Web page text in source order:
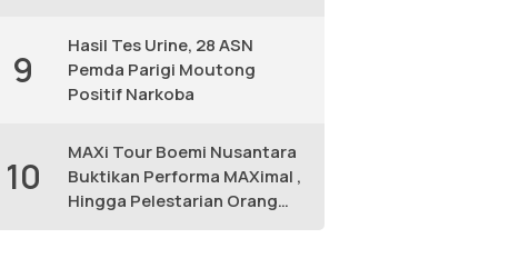
9
Hasil Tes Urine, 28 ASN
Pemda Parigi Moutong
Positif Narkoba
10
MAXi Tour Boemi Nusantara
Buktikan Performa MAXimal ,
Hingga Pelestarian Orang